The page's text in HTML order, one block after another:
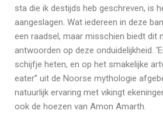
sta die ik destijds heb geschreven, is
aangeslagen. Wat iedereen in deze
een raadsel, maar misschien biedt dit
antwoorden op deze onduidelijkheid.
schijfje heten, en op het smakelijke
eater” uit de Noorse mythologie
natuurlijk ervaring met vikingt
ook de hoezen van Amon Amarth.